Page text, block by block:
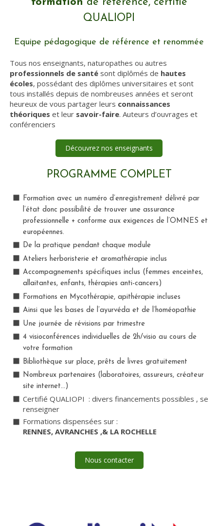
QUALIOPI
Equipe pédagogique de référence et renommée
Tous nos enseignants, naturopathes ou autres
professionnels de santé sont diplômés de hautes
écoles, possédant des diplômes universitaires et sont
tous installés depuis de nombreuses années et seront
heureux de vous partager leurs connaissances
théoriques et leur savoir-faire. Auteurs d’ouvrages et
conférenciers
Découvrez nos enseignants
PROGRAMME COMPLET
Formation avec un numéro d’enregistrement délivré par
l’état donc possibilité de trouver une assurance
professionnelle + conforme aux exigences de l’OMNES et
européennes.
De la pratique pendant chaque module
Ateliers herboristerie et aromathérapie inclus
Accompagnements spécifiques inclus (femmes enceintes,
allaitantes, enfants, thérapies anti-cancers)
Formations en Mycothérapie, apithérapie incluses
Ainsi que les bases de l’ayurvéda et de l’homéopathie
Une journée de révisions par trimestre
4 visioconférences individuelles de 2h/visio au cours de
votre formation
Bibliothèque sur place, prêts de livres gratuitement
Nombreux partenaires (laboratoires, assureurs, créateur
site internet…)
Certifié QUALIOPI : divers financements possibles , se
renseigner
Formations dispensées sur :
RENNES, AVRANCHES ,& LA ROCHELLE
Nous contacter